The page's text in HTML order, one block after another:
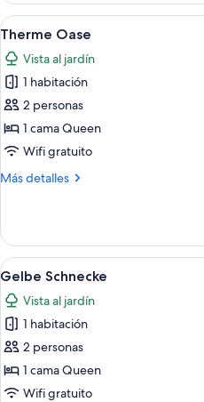
Abrir
todas
las
fotos
de
Therme
Oase
10
Therme Oase
Vista al jardín
1 habitación
2 personas
1 cama Queen
Wifi gratuito
Más detalles
Más
Oase
Abrir
todas
las
fotos
de
Gelbe
Schnecke
9
Gelbe Schnecke
Vista al jardín
1 habitación
2 personas
1 cama Queen
Wifi gratuito